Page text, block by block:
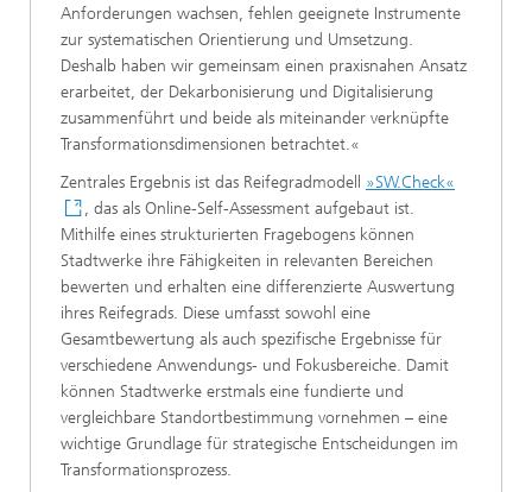
Anforderungen wachsen, fehlen geeignete Instrumente
zur systematischen Orientierung und Umsetzung.
Deshalb haben wir gemeinsam einen praxisnahen Ansatz
erarbeitet, der Dekarbonisierung und Digitalisierung
zusammenführt und beide als miteinander verknüpfte
Transformationsdimensionen betrachtet.«
Zentrales Ergebnis ist das Reifegradmodell »SW.Check«
, das als Online-Self-Assessment aufgebaut ist.
Mithilfe eines strukturierten Fragebogens können
Stadtwerke ihre Fähigkeiten in relevanten Bereichen
bewerten und erhalten eine differenzierte Auswertung
ihres Reifegrads. Diese umfasst sowohl eine
Gesamtbewertung als auch spezifische Ergebnisse für
verschiedene Anwendungs- und Fokusbereiche. Damit
können Stadtwerke erstmals eine fundierte und
vergleichbare Standortbestimmung vornehmen – eine
wichtige Grundlage für strategische Entscheidungen im
Transformationsprozess.